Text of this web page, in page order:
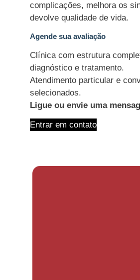
complicações, melhora os
devolve qualidade de vida.
Agende sua avaliação
Clínica com estrutura
diagnóstico e tratamento.
Atendimento particular e
selecionados.
Ligue ou envie uma
Entrar em contato